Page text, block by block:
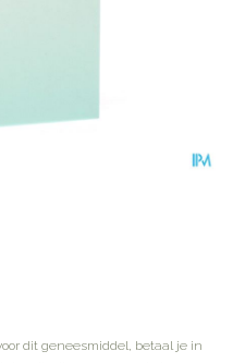
dit geneesmiddel, betaal je in